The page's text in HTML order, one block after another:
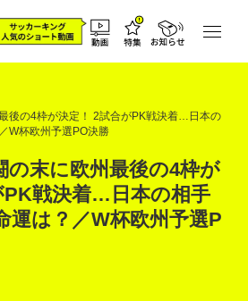
後の4枠が決定！ 2試合がPK戦決着…日本の
W杯欧州予選PO決勝
の末に欧州最後の4枠が
PK戦決着…日本の相手
運は？／W杯欧州予選P